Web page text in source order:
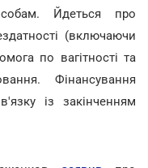
Йдеться про
(включаючи
по вагітності та
Фінансування
із закінченням